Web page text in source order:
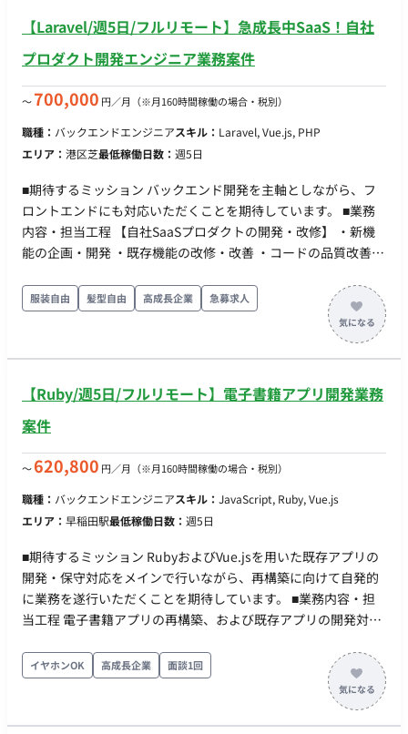
ReactElectron、Node.js、.net ②Webアプリ：React、Node.js
③WebAPI：Node.js DB： Amazon Aurora（ PostgreSQL ）
Windows 11、Android（最新Ver） ②Webアプリ：Amazon
Lambda ④認証：Amazon Cognito ⑤WebSocket：AWS
AppSync ⑥静的保存：Amazon S3 ツール： ①エディタ、
・稼働量：1人月を想定 ・稼働スタイル：蒲田オフィス（東
京）にご出社をお願いいたします。 ※フルリモートは要相談 ・
フレックス稼働：応相談
【Laravel/週5日/フルリモート】急成長中SaaS！自社
プロダクト開発エンジニア業務案件
〜700,000 円／月 （※月160時間稼働の場合・税別）
職種： バックエンドエンジニアスキル： Laravel, Vue.js, PHP
エリア： 港区芝最低稼働日数： 週5日
■期待するミッション バックエンド開発を主軸としながら、フ
ロントエンドにも対応いただくことを期待しています。 ■業務
内容・担当工程 【自社SaaSプロダクトの開発・改修】 ・新機
能の企画・開発 ・既存機能の改修・改善 ・コードの品質改善や
・開発メンバー：10名 ※全員がフルリモートで開発を行ってい
ます。 ■開発環境 ・プログラミング言語：PHP, JavaScript, SQL
・FW：Laravel, Vue.js, jQuery ・DB：MySQL, TiDB ・インフ
ラ：AWS ■働き方 ・平日1日8時間勤務の固定精算 ↳例えば、平
超過（1日8時間を基準として）した場合は別日で調整し、不足
した場合も別日で補填するというルールです。残業は基本的0と
契約期間：初回1ヶ月（双方合意の上、3ヶ月以上の契約更新を
服装自由 髪型自由 高成長企業 急募求人
【Ruby/週5日/フルリモート】電子書籍アプリ開発業務
案件
〜620,800 円／月 （※月160時間稼働の場合・税別）
職種： バックエンドエンジニアスキル： JavaScript, Ruby, Vue.js
エリア： 早稲田駅最低稼働日数： 週5日
■期待するミッション RubyおよびVue.jsを用いた既存アプリの
開発・保守対応をメインで行いながら、再構築に向けて自発的
に業務を遂行いただくことを期待しています。 ■業務内容・担
当工程 電子書籍アプリの再構築、および既存アプリの開発対応
ト・保守運用】 ■チーム体制 50名以上の募集を行っている大規
模プロジェクト（詳細な職種やチームごとの人数は不明） ■開
発環境 - プログラミング：Ruby, JavaScript - FW：Vue.js ■働き
方 ・稼働量：週5日想定（目安：月間140〜190時間程度） ・リ
イヤホンOK 高成長企業 面談1回